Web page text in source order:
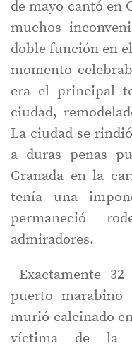
de mayo cantó en
muchos
doble función en
momento
era el principal
ciudad,
La ciudad se
a duras penas
Granada en la
tenía una
permaneció
admiradores.
Exactamente
puerto marabino
murió calcinado
víctima de la